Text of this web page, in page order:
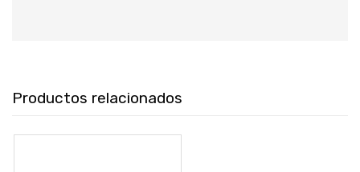
Productos relacionados